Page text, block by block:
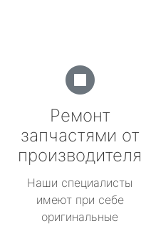
Ремонт
запчастями от
производителя
Наши специалисты
имеют при себе
оригинальные